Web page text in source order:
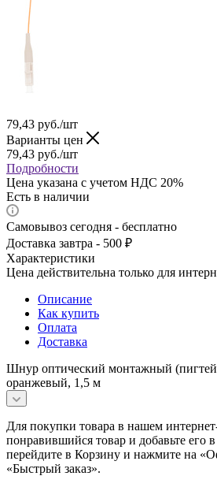
79,43 руб./шт
Варианты цен
79,43 руб./шт
Подробности
Цена указана с учетом НДС 20%
Есть в наличии
Самовывоз сегодня - бесплатно
Доставка завтра - 500 ₽
Характеристики
Цена действительна только для
Описание
Как купить
Оплата
Доставка
Шнур оптический монтажный
оранжевый, 1,5 м
Для покупки товара в нашем
понравившийся товар и добавьте его
перейдите в Корзину и нажмите на
«Быстрый заказ».